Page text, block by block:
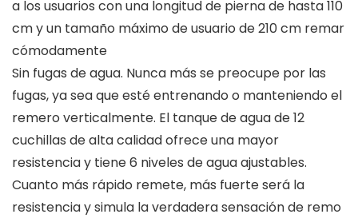
a los usuarios con una longitud de pierna de hasta 110
cm y un tamaño máximo de usuario de 210 cm remar
cómodamente
Sin fugas de agua. Nunca más se preocupe por las
fugas, ya sea que esté entrenando o manteniendo el
remero verticalmente. El tanque de agua de 12
cuchillas de alta calidad ofrece una mayor
resistencia y tiene 6 niveles de agua ajustables.
Cuanto más rápido remete, más fuerte será la
resistencia y simula la verdadera sensación de remo